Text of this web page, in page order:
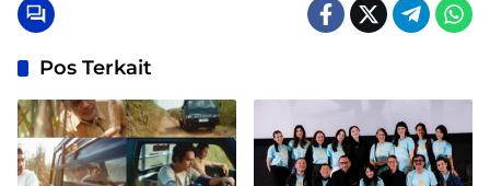
Pos Terkait